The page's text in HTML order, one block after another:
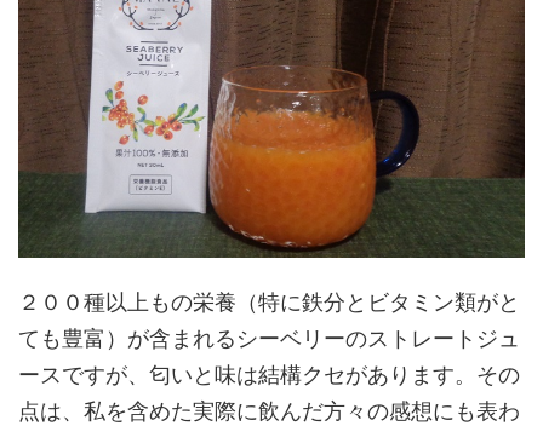
２００種以上もの栄養（特に鉄分とビタミン類がと
ても豊富）が含まれるシーベリーのストレートジュ
ースですが、匂いと味は結構クセがあります。その
点は、私を含めた実際に飲んだ方々の感想にも表わ